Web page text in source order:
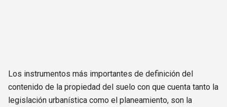
Los instrumentos más importantes de definición del
contenido de la propiedad del suelo con que cuenta tanto la
legislación urbanística como el planeamiento, son la